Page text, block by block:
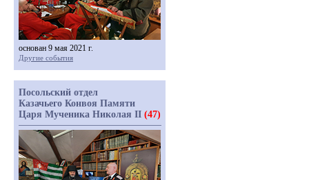
основан 9 мая 2021 г.
Другие события
Посольский отдел
Казачьего Конвоя Памяти
Царя Мученика Николая II (47)